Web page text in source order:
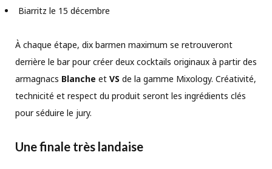
Biarritz le 15 décembre
À chaque étape, dix barmen maximum se retrouveront
derrière le bar pour créer deux cocktails originaux à partir des
armagnacs Blanche et VS de la gamme Mixology. Créativité,
technicité et respect du produit seront les ingrédients clés
pour séduire le jury.
Une finale très landaise